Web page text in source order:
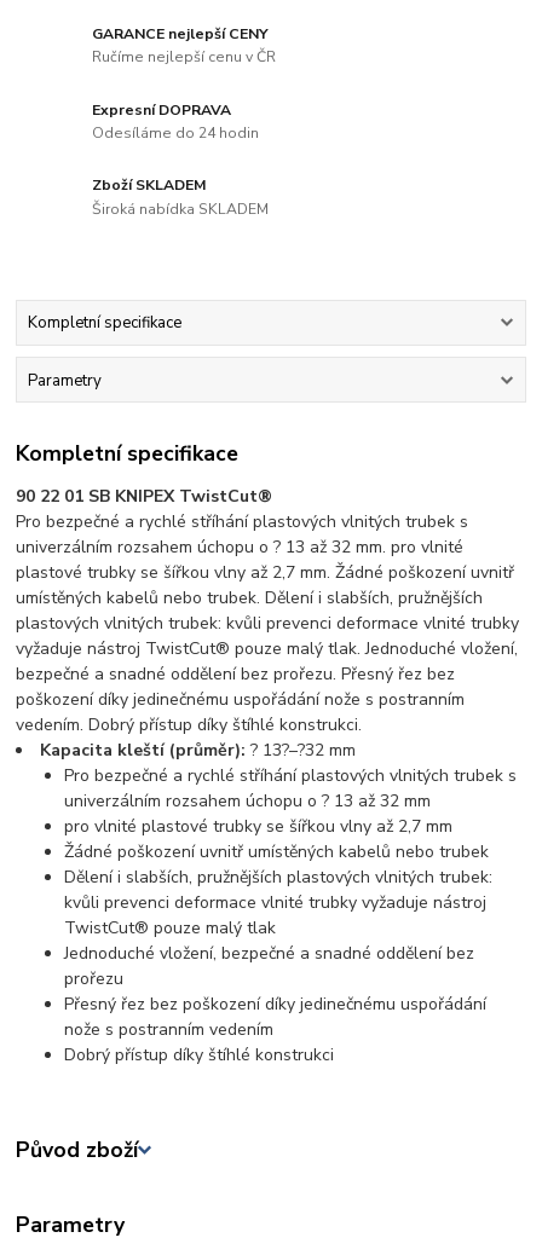
GARANCE nejlepší CENY
Ručíme nejlepší cenu v ČR
Expresní DOPRAVA
Odesíláme do 24 hodin
Zboží SKLADEM
Široká nabídka SKLADEM
Kompletní specifikace
Parametry
Kompletní specifikace
90 22 01 SB KNIPEX TwistCut®
Pro bezpečné a rychlé stříhání plastových vlnitých trubek s
univerzálním rozsahem úchopu o ? 13 až 32 mm. pro vlnité
plastové trubky se šířkou vlny až 2,7 mm. Žádné poškození uvnitř
umístěných kabelů nebo trubek. Dělení i slabších, pružnějších
plastových vlnitých trubek: kvůli prevenci deformace vlnité trubky
vyžaduje nástroj TwistCut® pouze malý tlak. Jednoduché vložení,
bezpečné a snadné oddělení bez prořezu. Přesný řez bez
poškození díky jedinečnému uspořádání nože s postranním
vedením. Dobrý přístup díky štíhlé konstrukci.
Kapacita kleští (průměr):? 13?–?32 mm
Pro bezpečné a rychlé stříhání plastových vlnitých trubek s
univerzálním rozsahem úchopu o ? 13 až 32 mm
pro vlnité plastové trubky se šířkou vlny až 2,7 mm
Žádné poškození uvnitř umístěných kabelů nebo trubek
Dělení i slabších, pružnějších plastových vlnitých trubek:
kvůli prevenci deformace vlnité trubky vyžaduje nástroj
TwistCut® pouze malý tlak
Jednoduché vložení, bezpečné a snadné oddělení bez
prořezu
Přesný řez bez poškození díky jedinečnému uspořádání
nože s postranním vedením
Dobrý přístup díky štíhlé konstrukci
Původ zboží
Parametry